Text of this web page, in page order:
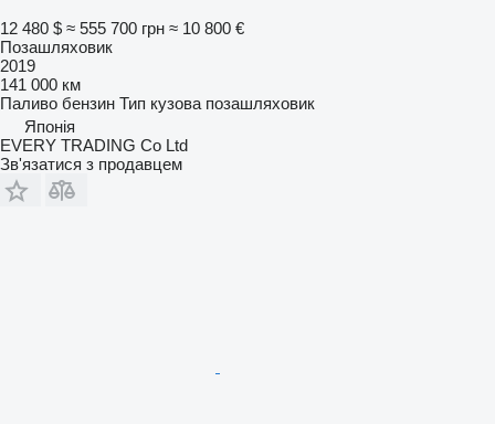
12 480 $ ≈ 555 700 грн ≈ 10 800 €
Позашляховик
2019
141 000 км
Паливо бензин Тип кузова позашляховик
Японія
EVERY TRADING Co Ltd
Зв'язатися з продавцем